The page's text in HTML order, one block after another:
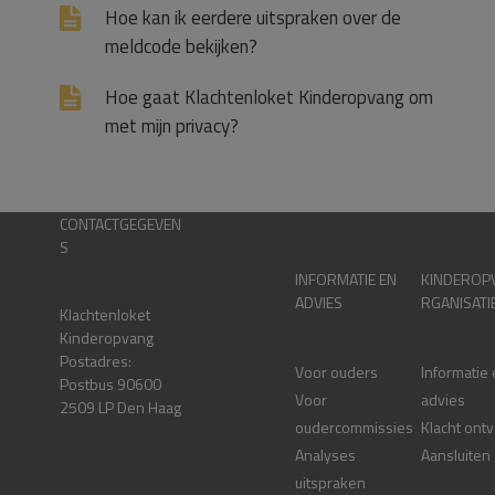
Hoe kan ik eerdere uitspraken over de
meldcode bekijken?
Hoe gaat Klachtenloket Kinderopvang om
met mijn privacy?
CONTACTGEGEVEN
S
Klachtenloket
Kinderopvang
Postadres:
Postbus 90600
2509 LP Den Haag
INFORMATIE EN
ADVIES
Voor ouders
Voor
oudercommissies
Analyses
uitspraken
Informatie
advies
Klacht
Aansluiten